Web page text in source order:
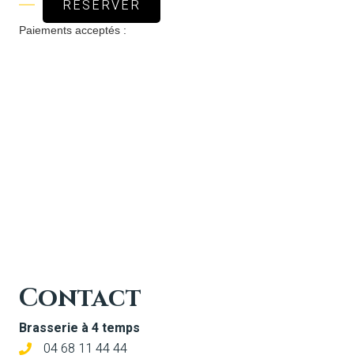
RÉSERVER
Paiements acceptés :
Contact
Brasserie à 4 temps
04 68 11 44 44